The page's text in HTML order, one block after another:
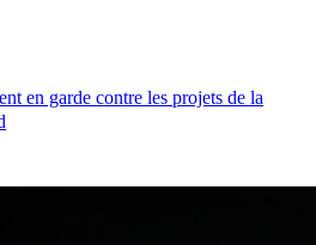
en garde contre les projets de la